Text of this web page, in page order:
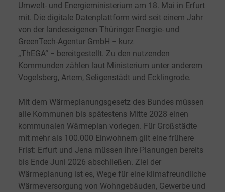
Umwelt- und Energieministerium am 18. Mai in Erfurt
mit. Die digitale Datenplattform wird seit einem Jahr
von der landeseigenen Thüringer Energie- und
GreenTech-Agentur GmbH − kurz
„ThEGA“ − bereitgestellt. Zu den nutzenden
Kommunden zählen laut Ministerium unter anderem
Vogelsberg, Artern, Seligenstädt und Ecklingrode.
Mit dem Wärmeplanungsgesetz des Bundes müssen
alle Kommunen bis spätestens Mitte 2028 einen
kommunalen Wärmeplan vorlegen. Für Großstädte
mit mehr als 100.000 Einwohnern gilt eine frühere
Frist: Erfurt und Jena müssen ihre Planungen bereits
bis Ende Juni 2026 abschließen. Ziel der
Wärmeplanung ist es, Wege für eine klimafreundliche
Wärmeversorgung von Wohngebäuden, Gewerbe und